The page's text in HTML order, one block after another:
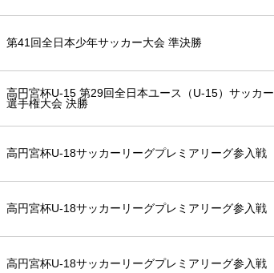
第41回全日本少年サッカー大会 準決勝
高円宮杯U-15 第29回全日本ユース（U-15）サッカー
選手権大会 決勝
高円宮杯U-18サッカーリーグプレミアリーグ参入戦
高円宮杯U-18サッカーリーグプレミアリーグ参入戦
高円宮杯U-18サッカーリーグプレミアリーグ参入戦